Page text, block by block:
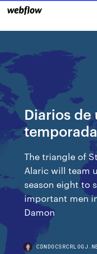
Diarios
The triangle of
Alaric will team
season eight to
important men
Damon